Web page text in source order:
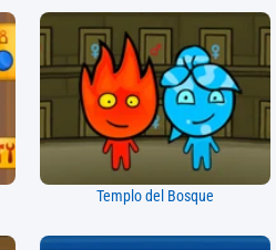
Templo del Bosque